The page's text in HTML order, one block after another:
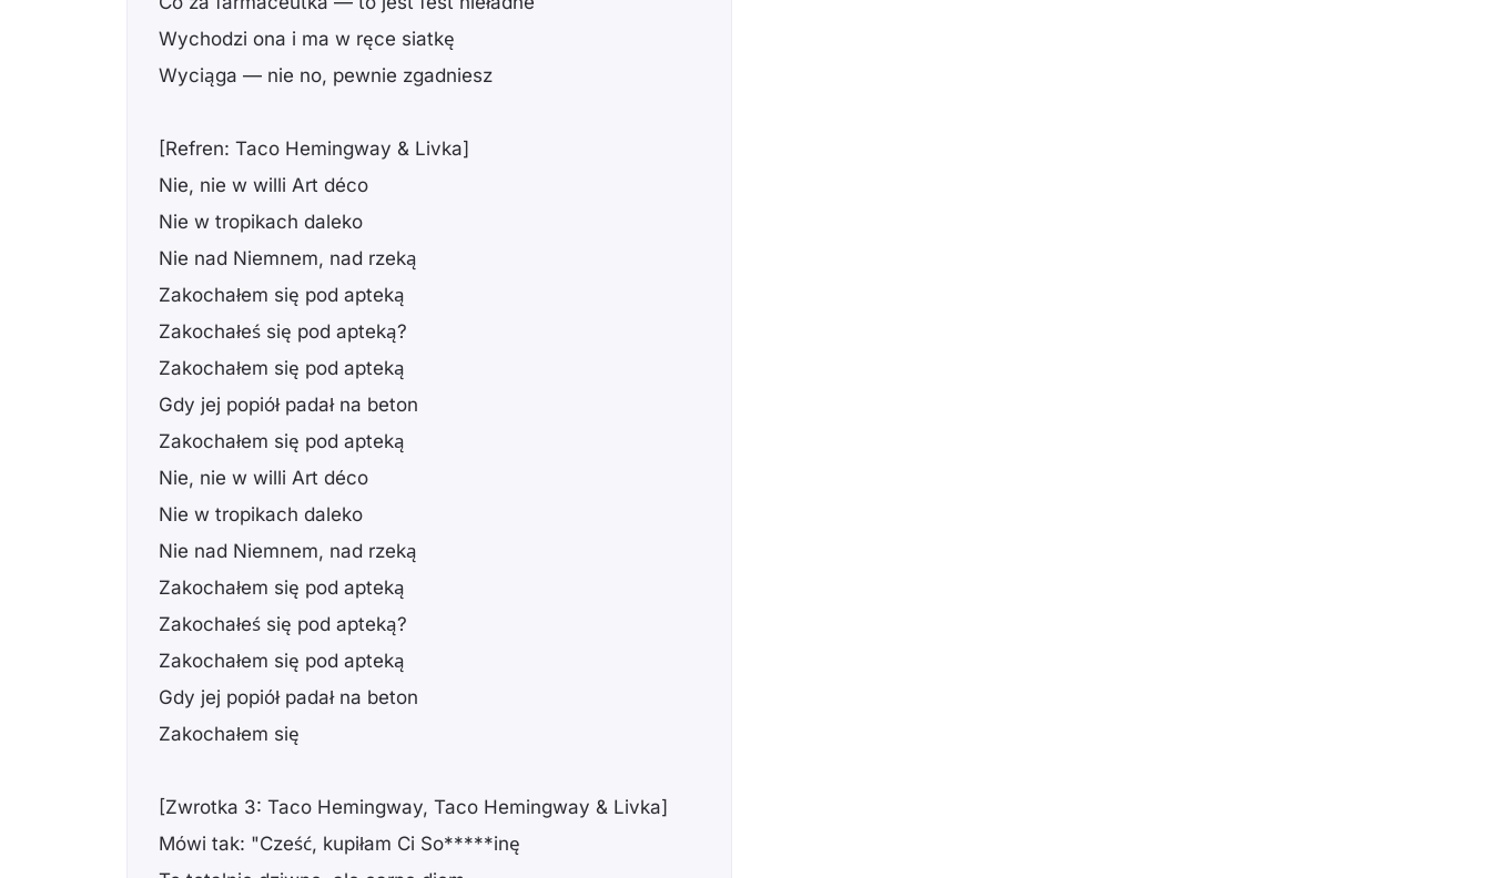
Wychodzi ona i ma w ręce siatkę
Wyciąga — nie no, pewnie zgadniesz
[Refren: Taco Hemingway & Livka]
Nie, nie w willi Art déco
Nie w tropikach daleko
Nie nad Niemnem, nad rzeką
Zakochałem się pod apteką
Zakochałeś się pod apteką?
Zakochałem się pod apteką
Gdy jej popiół padał na beton
Zakochałem się pod apteką
Nie, nie w willi Art déco
Nie w tropikach daleko
Nie nad Niemnem, nad rzeką
Zakochałem się pod apteką
Zakochałeś się pod apteką?
Zakochałem się pod apteką
Gdy jej popiół padał na beton
Zakochałem się
[Zwrotka 3: Taco Hemingway, Taco Hemingway & Livka]
Mówi tak: "Cześć, kupiłam Ci So*****inę